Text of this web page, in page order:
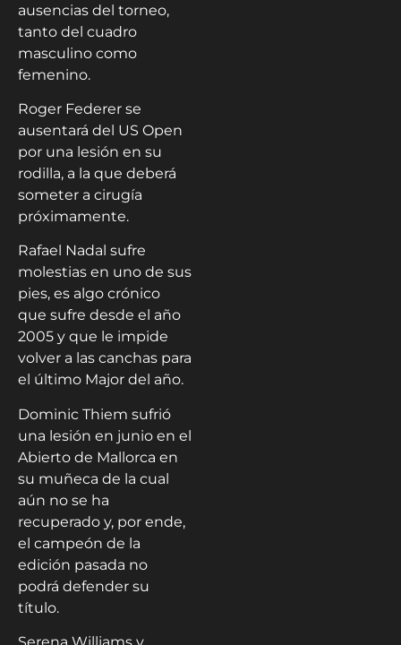
ausencias del torneo,
tanto del cuadro
masculino como
femenino.
Roger Federer se
ausentará del US Open
por una lesión en su
rodilla, a la que deberá
someter a cirugía
próximamente.
Rafael Nadal sufre
molestias en uno de sus
pies, es algo crónico
que sufre desde el año
2005 y que le impide
volver a las canchas para
el último Major del año.
Dominic Thiem sufrió
una lesión en junio en el
Abierto de Mallorca en
su muñeca de la cual
aún no se ha
recuperado y, por ende,
el campeón de la
edición pasada no
podrá defender su
título.